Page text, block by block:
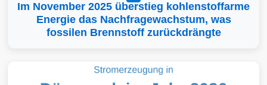
Im November 2025 überstieg kohlenstoffarme
Energie das Nachfragewachstum, was
fossilen Brennstoff zurückdrängte